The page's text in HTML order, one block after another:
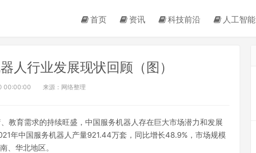
首页 资讯 科技前沿 人工智能
人行业发展现状回顾（图）
00:00:00 来源：网络整理
教育需求的持续旺盛，中国服务机器人存在巨大市场潜力和发展
年中国服务机器人产量921.44万套，同比增长48.9%，市场规模
、华北地区。